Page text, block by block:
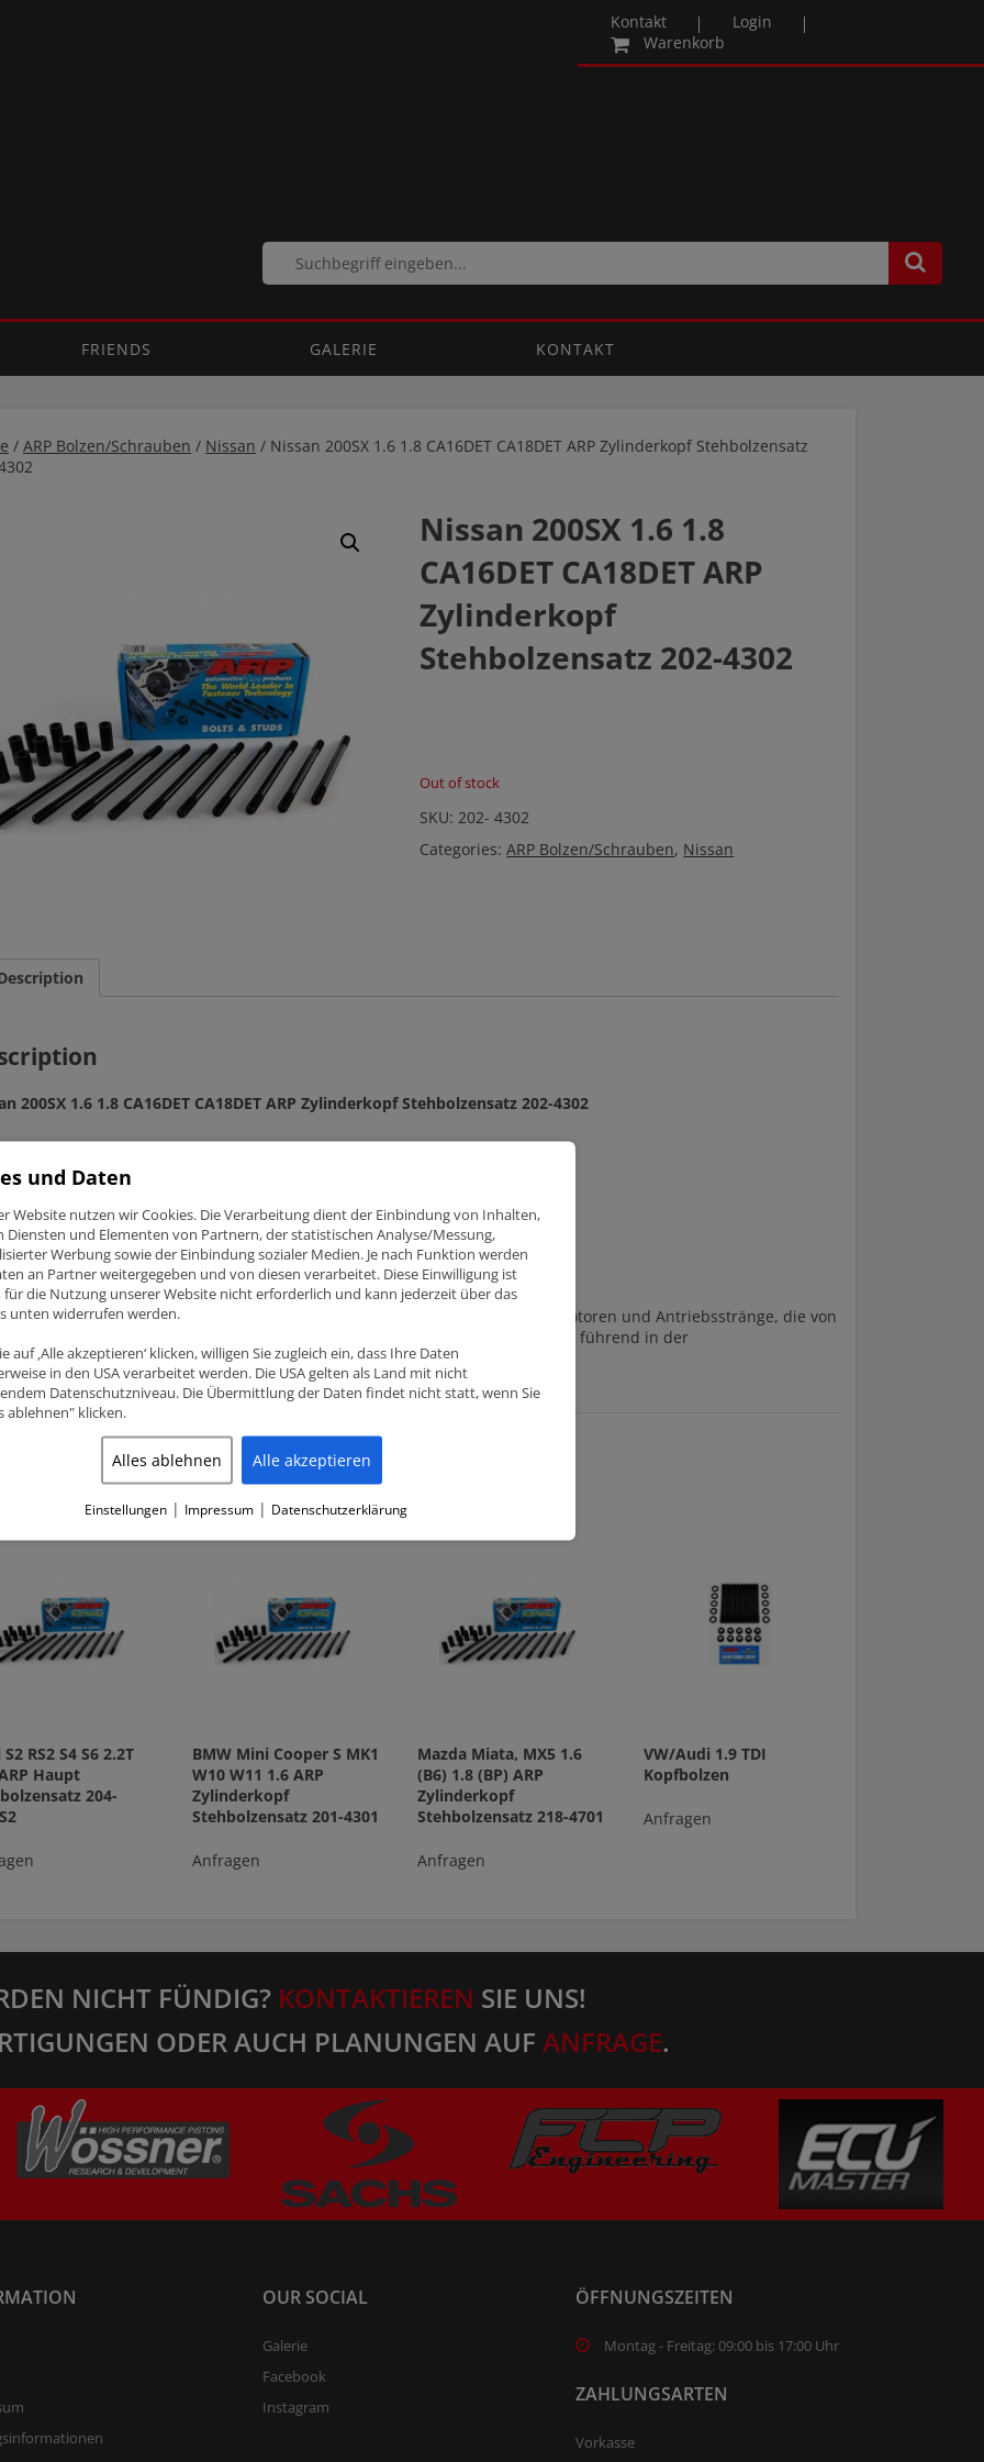
Kontakt
Login
Warenkorb
FRIENDS GALERIE KONTAKT
/ ARP Bolzen/Schrauben / Nissan / Nissan 200SX 1.6 1.8 CA16DET CA18DET ARP Zylinderkopf Stehbolzensatz
Nissan 200SX 1.6 1.8
CA16DET CA18DET ARP
Zylinderkopf
Stehbolzensatz 202-4302
Out of stock
SKU: 202- 4302
Categories:ARP Bolzen/Schrauben, Nissan
200SX 1.6 1.8 CA16DET CA18DET ARP Zylinderkopf Stehbolzensatz 202-4302
202-4302
200SX – 1.6 1.8 DOHC Turbo (CA16DET, CA18DET)
sind ein Hersteller von Verbindungselementen (Bolzen und Stehbolzen) im Motoren und Antriebsstränge, die von
Ersatzteile zu Spezialhardware für den Rennsport gefunden. ARP ist weltweit führend in der
products
RS2 S4 S6 2.2T
Haupt
204-
BMW Mini Cooper S MK1
W10 W11 1.6 ARP
Zylinderkopf
Stehbolzensatz 201-4301
Anfragen
Mazda Miata, MX5 1.6
(B6) 1.8 (BP) ARP
Zylinderkopf
Stehbolzensatz 218-4701
Anfragen
VW/Audi 1.9 TDI
Kopfbolzen
Anfragen
NICHT FÜNDIG? KONTAKTIEREN SIE UNS!
ODER AUCH PLANUNGEN AUF ANFRAGE.
OUR SOCIAL
Galerie
Facebook
Instagram
ÖFFNUNGSZEITEN
Montag - Freitag: 09:00 bis 17:00 Uhr
ZAHLUNGSARTEN
Vorkasse
und Daten
Website nutzen wir Cookies. Die Verarbeitung dient der Einbindung von Inhalten,
Diensten und Elementen von Partnern, der statistischen Analyse/Messung,
Werbung sowie der Einbindung sozialer Medien. Je nach Funktion werden
an Partner weitergegeben und von diesen verarbeitet. Diese Einwilligung ist
für die Nutzung unserer Website nicht erforderlich und kann jederzeit über das
unten widerrufen werden.
auf ‚Alle akzeptieren‘ klicken, willigen Sie zugleich ein, dass Ihre Daten
in den USA verarbeitet werden. Die USA gelten als Land mit nicht
Datenschutzniveau. Die Übermittlung der Daten findet nicht statt, wenn Sie
ablehnen" klicken.
Alles ablehnen Alle akzeptieren
Einstellungen | Impressum | Datenschutzerklärung